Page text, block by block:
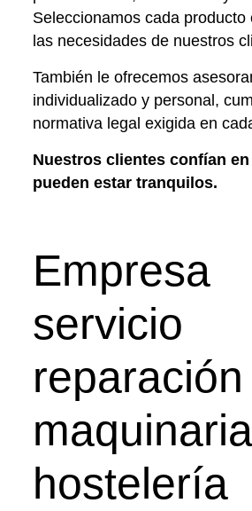
Seleccionamos cada producto
las necesidades de nuestros
También le ofrecemos
individualizado y personal,
normativa legal exigida en
Nuestros clientes confían
pueden estar tranquilos.
Empresa
servicio
reparación
maquinaria
hostelería